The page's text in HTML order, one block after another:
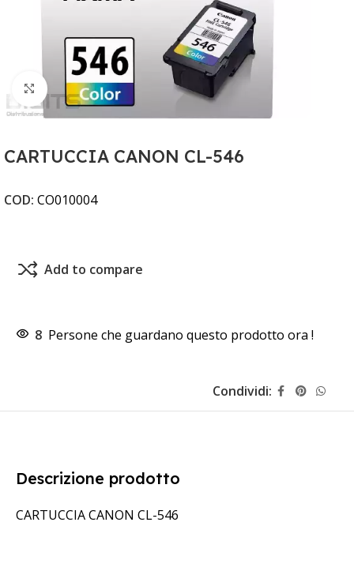
Clicca per ingrandire
CARTUCCIA CANON CL-546
COD: CO010004
Add to compare
8 Persone che guardano questo prodotto ora !
Condividi:
Descrizione prodotto
CARTUCCIA CANON CL-546